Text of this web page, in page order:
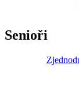
Senioři